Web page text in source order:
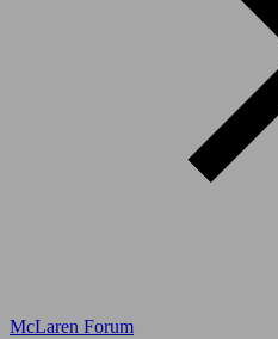
McLaren Forum